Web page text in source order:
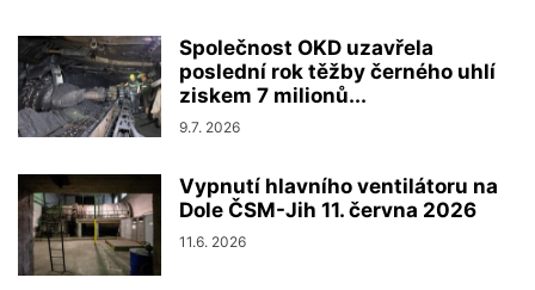
Společnost OKD uzavřela
poslední rok těžby černého uhlí
ziskem 7 milionů...
9.7. 2026
Vypnutí hlavního ventilátoru na
Dole ČSM-Jih 11. června 2026
11.6. 2026